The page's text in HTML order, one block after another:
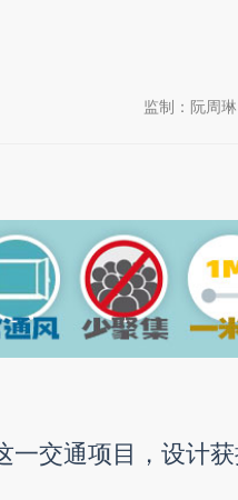
监制：阮周琳
一交通项目，设计获